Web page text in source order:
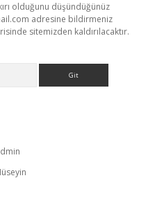
olduğunu düşündüğünüz
adresine bildirmeniz
sitemizden kaldırılacaktır.